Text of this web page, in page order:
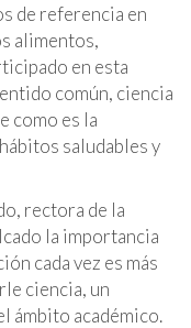
de referencia en
alimentos,
en esta
común, ciencia
como es la
saludables y
rectora de la
la importancia
cada vez es más
ciencia, un
ámbito académico.